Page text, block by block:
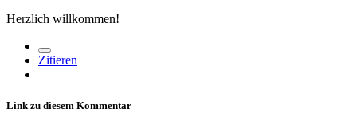
Herzlich willkommen!
Zitieren
Link zu diesem Kommentar